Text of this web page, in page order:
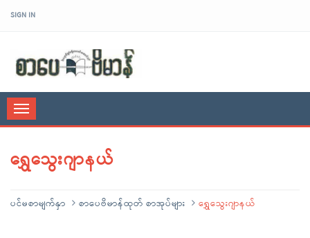
SIGN IN
Toggle
navigation
ရွှေသွေးဂျာနယ်
ပင်မစာမျက်နှာ စာပေဗိမာန်ထုတ် စာအုပ်များ ရွှေသွေးဂျာနယ်